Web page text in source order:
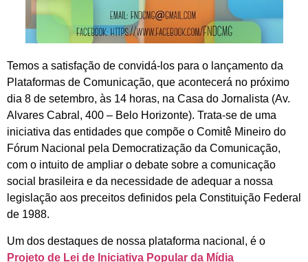
Temos a satisfação de convidá-los para o lançamento da
Plataformas de Comunicação, que acontecerá no próximo
dia 8 de setembro, às 14 horas, na Casa do Jornalista (Av.
Alvares Cabral, 400 – Belo Horizonte). Trata-se de uma
iniciativa das entidades que compõe o Comitê Mineiro do
Fórum Nacional pela Democratização da Comunicação,
com o intuito de ampliar o debate sobre a comunicação
social brasileira e da necessidade de adequar a nossa
legislação aos preceitos definidos pela Constituição Federal
de 1988.
Um dos destaques de nossa plataforma nacional, é o
Projeto de Lei de Iniciativa Popular da Mídia